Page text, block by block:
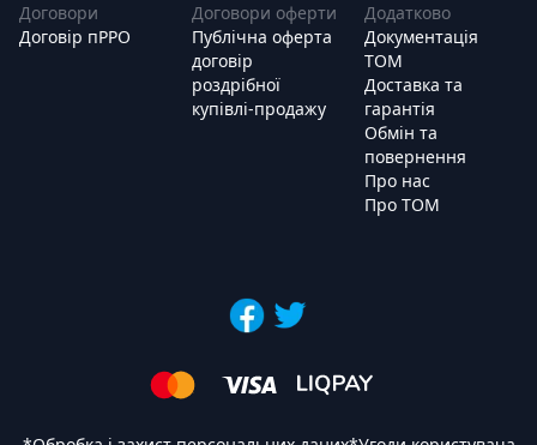
Договори
Договір пРРО
Договори оферти
Публічна оферта
договір
роздрібної
купівлі-продажу
Додатково
Документація
ТОМ
Доставка та
гарантія
Обмін та
повернення
Про нас
Про ТОМ